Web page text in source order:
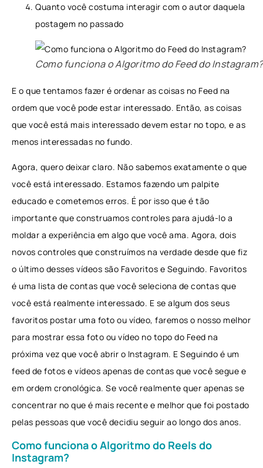
Quanto você costuma interagir com o autor daquela
postagem no passado
Como funciona o Algoritmo do Feed do Instagram?
E o que tentamos fazer é ordenar as coisas no Feed na
ordem que você pode estar interessado. Então, as coisas
que você está mais interessado devem estar no topo, e as
menos interessadas no fundo.
Agora, quero deixar claro. Não sabemos exatamente o que
você está interessado. Estamos fazendo um palpite
educado e cometemos erros. É por isso que é tão
importante que construamos controles para ajudá-lo a
moldar a experiência em algo que você ama. Agora, dois
novos controles que construímos na verdade desde que fiz
o último desses vídeos são Favoritos e Seguindo. Favoritos
é uma lista de contas que você seleciona de contas que
você está realmente interessado. E se algum dos seus
favoritos postar uma foto ou vídeo, faremos o nosso melhor
para mostrar essa foto ou vídeo no topo do Feed na
próxima vez que você abrir o Instagram. E Seguindo é um
feed de fotos e vídeos apenas de contas que você segue e
em ordem cronológica. Se você realmente quer apenas se
concentrar no que é mais recente e melhor que foi postado
pelas pessoas que você decidiu seguir ao longo dos anos.
Como funciona o Algoritmo do Reels do
Instagram?